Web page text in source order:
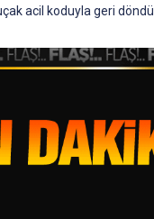
acil koduyla geri döndü